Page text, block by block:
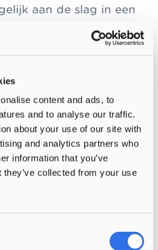
content and ads, to
and to analyse our traffic.
about your use of our site with
and analytics partners who
information that you’ve
collected from your use
aan de slag in een
Je verdient meteen
je opleiding.